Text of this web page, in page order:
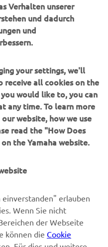
und vielem mehr.
um zu erfahren, wie wir
Verhalten unserer
und dadurch
und
your settings, we'll
receive all cookies on the
would like to, you can
any time. To learn more
website, how we use
read the "How Does
the Yamaha website.
erlauben
Wenn Sie nicht
der Webseite
können die Cookie